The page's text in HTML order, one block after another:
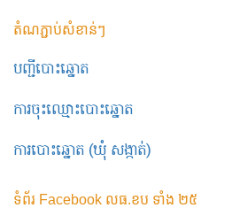
តំណភ្ជាប់សំខាន់ៗ
បញ្ជីបោះឆ្នោត
ការចុះឈ្មោះបោះឆ្នោត
ការបោះឆ្នោត (ឃុំ សង្កាត់)
ទំព័រ Facebook លធ.ខប ទាំង ២៥